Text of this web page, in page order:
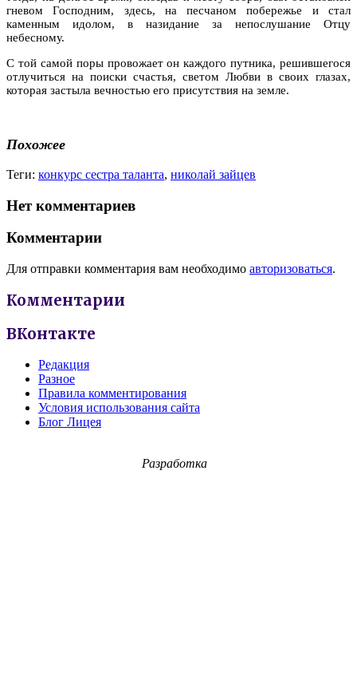
гневом Господним, здесь, на песчаном побережье и стал
каменным идолом, в назидание за непослушание Отцу
небесному.
С той самой поры провожает он каждого путника, решившегося
отлучиться на поиски счастья, светом Любви в своих глазах,
которая застыла вечностью его присутствия на земле.
Похожее
Теги: конкурс сестра таланта, николай зайцев
Нет комментариев
Комментарии
Для отправки комментария вам необходимо авторизоваться.
Комментарии
ВКонтакте
Редакция
Разное
Правила комментирования
Условия использования сайта
Блог Лицея
Разработка